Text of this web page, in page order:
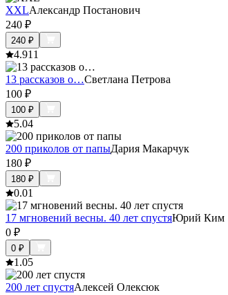
XXLАлександр Постанович
240 ₽
240 ₽
4.911
13 рассказов о…Светлана Петрова
100 ₽
100 ₽
5.04
200 приколов от папыДария Макарчук
180 ₽
180 ₽
0.01
17 мгновений весны. 40 лет спустяЮрий Ким
0 ₽
0 ₽
1.05
200 лет спустяАлексей Олексюк